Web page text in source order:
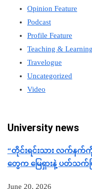
Opinion Feature
Podcast
Profile Feature
Teaching & Learning
Travelogue
Uncategorized
Video
University news
“တိုင်းရင်းသား လက်နက်ကို
တွေက မြေရှားနဲ့ ပတ်သက်
June 20, 2026